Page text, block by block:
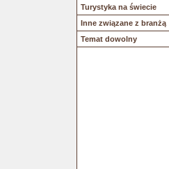
Turystyka na świecie
Inne związane z branżą
Temat dowolny